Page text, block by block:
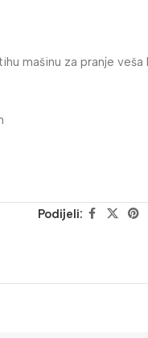
mašinu za pranje veša
Podijeli: